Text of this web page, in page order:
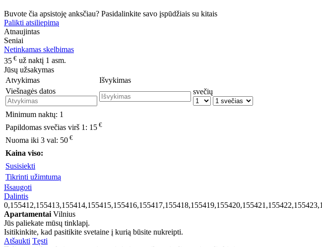
Buvote čia apsistoję anksčiau? Pasidalinkite savo įspūdžiais su kitais
Palikti atsiliepimą
Atnaujintas
Seniai
Netinkamas skelbimas
35 € už naktį 1 asm.
Jūsų užsakymas
Atvykimas
Išvykimas
Viešnagės datos
svečių
Minimum naktų: 1
Papildomas svečias virš 1: 15 €
Nuoma iki 3 val: 50 €
Kaina viso:
Susisiekti
Tikrinti užimtumą
Išsaugoti
Dalintis
Apartamentai Vilnius
Jūs paliekate mūsų tinklapį.
Isitikinkite, kad pasitikite svetaine į kurią būsite nukreipti.
Atšaukti Tęsti